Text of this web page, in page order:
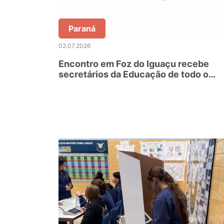
Paraná
02.07.2026
Encontro em Foz do Iguaçu recebe
secretários da Educação de todo o